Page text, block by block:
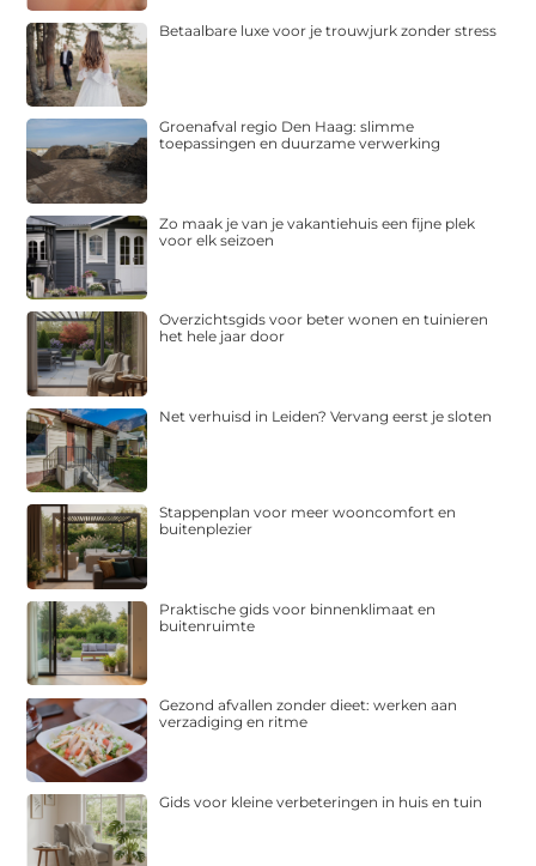
Betaalbare luxe voor je trouwjurk zonder stress
Groenafval regio Den Haag: slimme
toepassingen en duurzame verwerking
Zo maak je van je vakantiehuis een fijne plek
voor elk seizoen
Overzichtsgids voor beter wonen en tuinieren
het hele jaar door
Net verhuisd in Leiden? Vervang eerst je sloten
Stappenplan voor meer wooncomfort en
buitenplezier
Praktische gids voor binnenklimaat en
buitenruimte
Gezond afvallen zonder dieet: werken aan
verzadiging en ritme
Gids voor kleine verbeteringen in huis en tuin